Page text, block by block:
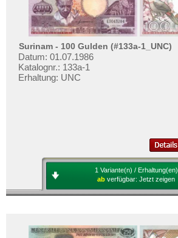
Surinam - 100 Gulden (#133a-1_UNC)
Datum: 01.07.1986
Katalognr.: 133a-1
Erhaltung: UNC
1 Variante(n) / Erhaltung(en)
ab verfügbar: Jetzt zeigen